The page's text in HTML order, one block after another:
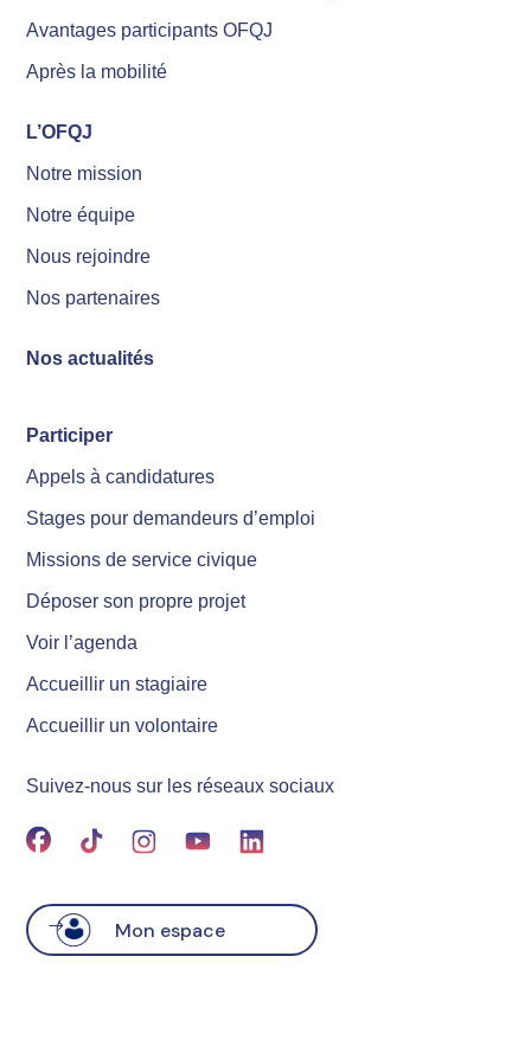
Avantages participants OFQJ
Après la mobilité
L’OFQJ
Notre mission
Notre équipe
Nous rejoindre
Nos partenaires
Nos actualités
Participer
Appels à candidatures
Stages pour demandeurs d’emploi
Missions de service civique
Déposer son propre projet
Voir l’agenda
Accueillir un stagiaire
Accueillir un volontaire
Suivez-nous sur les réseaux sociaux
Mon espace